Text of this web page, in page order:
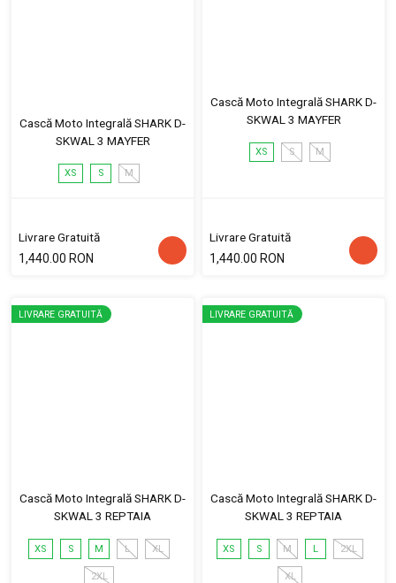
Cască Moto Integrală SHARK D-
SKWAL 3 MAYFER
XS S M
Livrare Gratuită
1,440.00 RON
Cască Moto Integrală SHARK D-
SKWAL 3 MAYFER
XS S M
Livrare Gratuită
1,440.00 RON
LIVRARE GRATUITĂ
Cască Moto Integrală SHARK D-
SKWAL 3 REPTAIA
XS S M L XL
2XL
LIVRARE GRATUITĂ
Cască Moto Integrală SHARK D-
SKWAL 3 REPTAIA
XS S M L 2XL
XL